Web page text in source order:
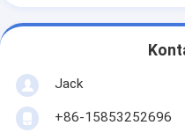
Jack
+86-15853252696